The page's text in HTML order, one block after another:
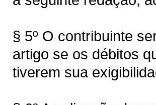
§ 5º O contribuinte
artigo se os débitos
tiverem sua